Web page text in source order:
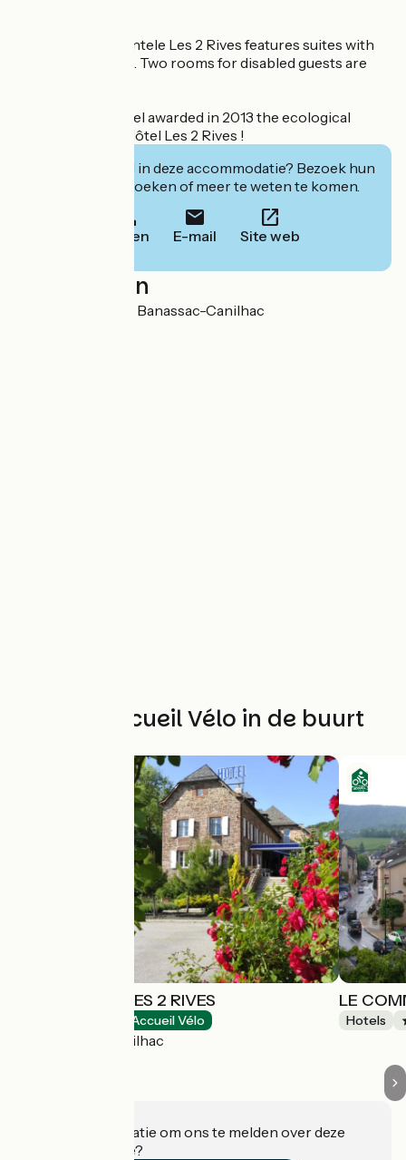
For the family clientele Les 2 Rives features suites with
loft up to 5 people. Two rooms for disabled guests are
The green key label awarded in 2013 the ecological
approach of the Hôtel Les 2 Rives !
Geïnteresseerd in deze accommodatie? Bezoek hun
website om te boeken of meer te weten te komen.
Bellen E-mail Site web
Localisation
1 La Mothe 48500 Banassac-Canilhac
Andere Accueil Vélo in de buurt
LOGIS HÔTEL LES 2 RIVES
Accueil Vélo
Banassac-Canilhac
LE
Hotels
Heeft u informatie om ons te melden over deze
accommodatie?